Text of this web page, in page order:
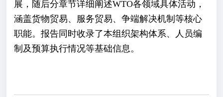
展，随后分章节详细阐述WTO各领域具体活动，
涵盖货物贸易、服务贸易、争端解决机制等核心
职能。报告同时收录了本组织架构体系、人员编
制及预算执行情况等基础信息。